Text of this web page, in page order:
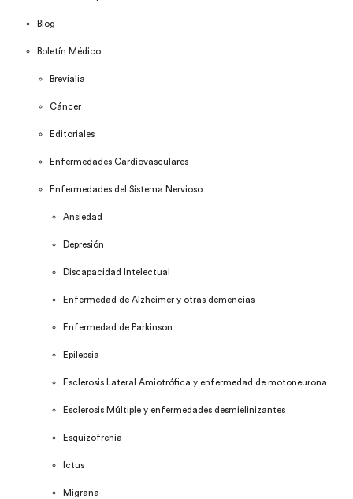
Blog
Boletín Médico
Brevialia
Cáncer
Editoriales
Enfermedades Cardiovasculares
Enfermedades del Sistema Nervioso
Ansiedad
Depresión
Discapacidad Intelectual
Enfermedad de Alzheimer y otras demencias
Enfermedad de Parkinson
Epilepsia
Esclerosis Lateral Amiotrófica y enfermedad de motoneurona
Esclerosis Múltiple y enfermedades desmielinizantes
Esquizofrenia
Ictus
Migraña